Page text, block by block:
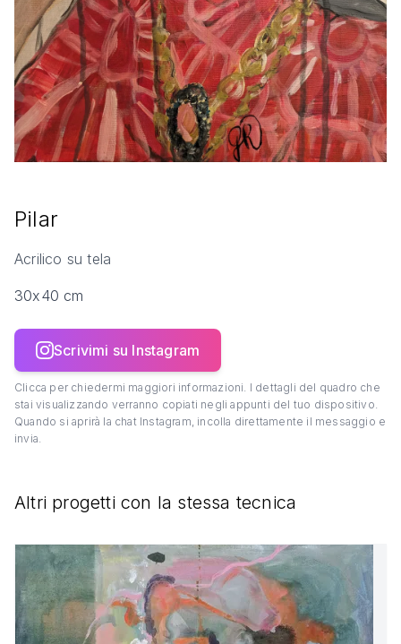
Pilar
Acrilico su tela
30x40 cm
Scrivimi su Instagram
Clicca per chiedermi maggiori informazioni. I dettagli del quadro che
stai visualizzando verranno copiati negli appunti del tuo dispositivo.
Quando si aprirà la chat Instagram, incolla direttamente il messaggio e
invia.
Altri progetti con la stessa tecnica